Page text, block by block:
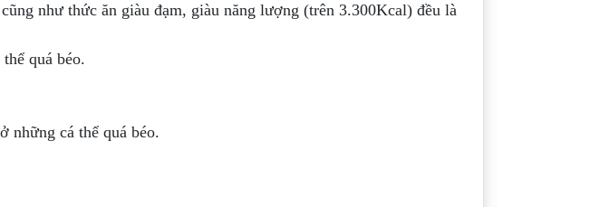
như thức ăn giàu đạm, giàu năng lượng (trên 3.300Kcal) đều là
quá béo.
những cá thể quá béo.